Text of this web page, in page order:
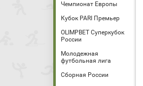
Чемпионат Европы
Кубок PARI Премьер
OLIMPBET Суперкубок
России
Молодежная
футбольная лига
Сборная России